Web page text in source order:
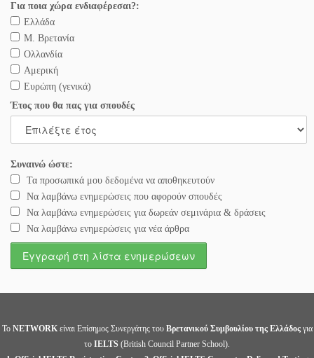
Για ποια χώρα ενδιαφέρεσαι?:
Ελλάδα
Μ. Βρετανία
Ολλανδία
Αμερική
Ευρώπη (γενικά)
Έτος που θα πας για σπουδές
Συναινώ ώστε:
Τα προσωπικά μου δεδομένα να αποθηκευτούν
Να λαμβάνω ενημερώσεις που αφορούν σπουδές
Να λαμβάνω ενημερώσεις για δωρεάν σεμινάρια & δράσεις
Να λαμβάνω ενημερώσεις για νέα άρθρα
Το NETWORKείναι Επίσημος Συνεργάτης του Βρετανικού Συμβουλίου της Ελλάδοςγια
το IELTS (British Council Partner School).